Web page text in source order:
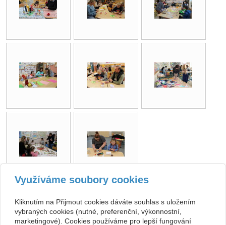
Využíváme soubory cookies
Kliknutím na Přijmout cookies dáváte souhlas s uložením
vybraných cookies (nutné, preferenční, výkonnostní,
marketingové). Cookies používáme pro lepší fungování